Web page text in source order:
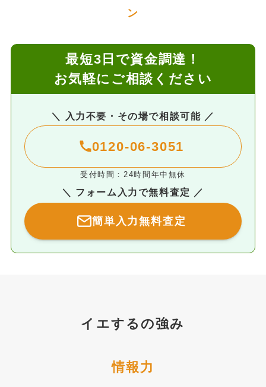
ン
最短3日で資金調達！
お気軽にご相談ください
＼ 入力不要・その場で相談可能 ／
0120-06-3051
受付時間：24時間年中無休
＼ フォーム入力で無料査定 ／
簡単入力無料査定
イエするの強み
情報力